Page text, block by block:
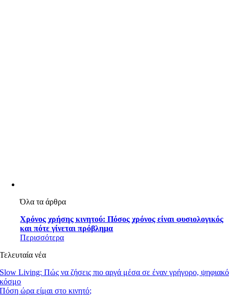
Όλα τα άρθρα
Χρόνος χρήσης κινητού: Πόσος χρόνος είναι φυσιολογικός
και πότε γίνεται πρόβλημα
Περισσότερα
Τελευταία νέα
Slow Living: Πώς να ζήσεις πιο αργά μέσα σε έναν γρήγορο, ψηφιακό
κόσμο
Πόση ώρα είμαι στο κινητό;